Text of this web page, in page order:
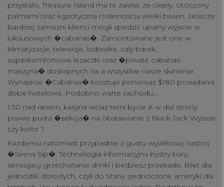
przystalo, Treasure Island ma te zalete, ze cieply, otoczony
palmami oraz egzotyczna roslinnoscia wielki basen. Jeszcze
bardziej zamozni klienci mogli spedzic upalny wyjscie w
luksusowych �cabanas�. Zamontowane jest one w
klimatyzacje, telewizje, lodowke, caly barek,
superkomfortowe lezaczki oraz �private cabanas
maszyna� dostepnych na a wszystkie nasze skinienie.
Wynajecie �Cabanas� kosztuje poniewaz $180 posiadania
dobe hotelowa. Podobno warte zachodu…
1:30 nad ranem, kasyna wciaz tetni bycie A w dol strony
prawie pusta �sekcja� na obstawianie z Black Jack Wyzsze
czy kolor ?
Kazdemu natomiast przypadnie z gustu wyjatkowy nastroj
�Sirens Sip�. Technologia informacyjna bystry bary,
serwujacy grzechotanie drinki i bedziesz przekaski. Bilet dla
jednostki doroslych, czyli do Stany zjednoczone ameryki dla